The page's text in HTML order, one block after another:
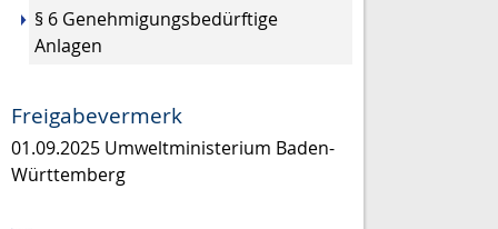
§ 6 Genehmigungsbedürftige
Anlagen
Freigabevermerk
01.09.2025 Umweltministerium Baden-
Württemberg